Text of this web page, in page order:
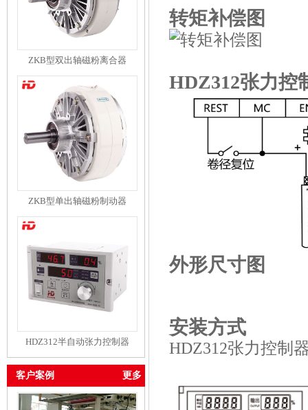
ZKB型双出轴磁粉离合器
ZKB型单出轴磁粉制动器
HDZ312半自动张力控制器
客户案例 更多
转矩补偿图
HDZ312张力控
外形尺寸图
安装方式
HDZ312张力控制